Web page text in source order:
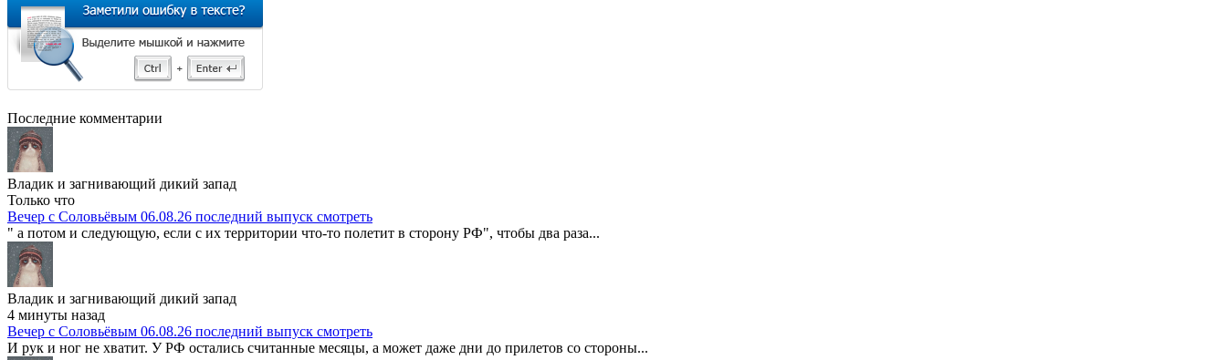
Последние комментарии
Владик и загнивающий дикий запад
Только что
Вечер с Соловьёвым 06.08.26 последний выпуск смотреть
" а потом и следующую, если с их территории что-то полетит в сторону РФ", чтобы два раза...
Владик и загнивающий дикий запад
4 минуты назад
Вечер с Соловьёвым 06.08.26 последний выпуск смотреть
И рук и ног не хватит. У РФ остались считанные месяцы, а может даже дни до прилетов со стороны...